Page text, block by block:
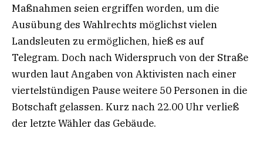
Maßnahmen seien ergriffen worden, um die
Ausübung des Wahlrechts möglichst vielen
Landsleuten zu ermöglichen, hieß es auf
Telegram. Doch nach Widerspruch von der Straße
wurden laut Angaben von Aktivisten nach einer
viertelstündigen Pause weitere 50 Personen in die
Botschaft gelassen. Kurz nach 22.00 Uhr verließ
der letzte Wähler das Gebäude.